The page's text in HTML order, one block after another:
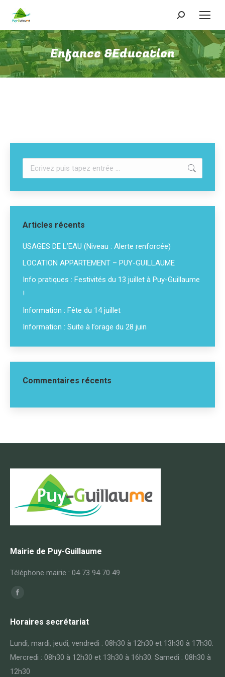
Enfance &Education
Articles récents
USAGES DE L’EAU (Niveau : Alerte renforcée)
LOCATION APPARTEMENT – PUY-GUILLAUME
Info pratiques : Festivités du 13 juillet à Puy-Guillaume
!
Information : Fête du 14 juillet
Information : Suite à l’orage du 28 juin
Commentaires récents
Mairie de Puy-Guillaume
Téléphone mairie : 04 73 94 70 49
Trouvez nous sur :
Horaires secrétariat
Lundi, mardi, jeudi, vendredi : 08h30 à 12h30 et 13h30 à 17h30.
Mercredi : 08h30 à 12h30 et 13h30 à 16h30. Samedi : 08h30 à
12h30